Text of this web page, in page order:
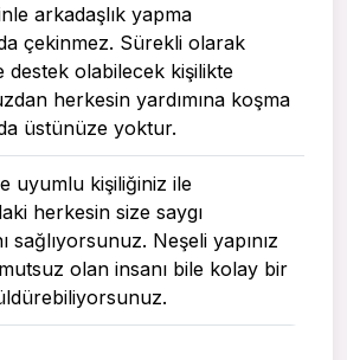
arkadaşlık yapma
çekinmez. Sürekli olarak
destek olabilecek kişilikte
herkesin yardımına koşma
üstünüze yoktur.
uyumlu kişiliğiniz ile
herkesin size saygı
sağlıyorsunuz. Neşeli yapınız
olan insanı bile kolay bir